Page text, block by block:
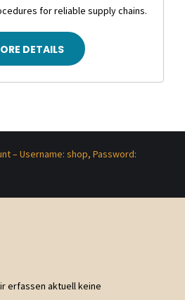
for reliable supply chains.
DETAILS
– Username: shop, Password:
erfassen aktuell keine